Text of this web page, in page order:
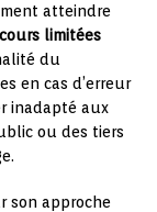
atteindre
limitées
du
en cas d’erreur
inadapté aux
ou des tiers
son approche